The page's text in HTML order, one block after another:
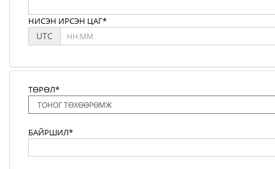
НИСЭН ИРСЭН ЦАГ*
UTC
ТӨРӨЛ*
БАЙРШИЛ*